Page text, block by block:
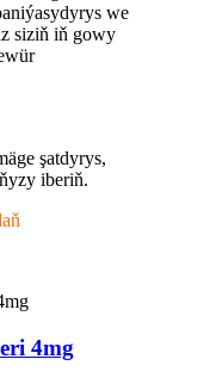
we
siziň iň gowy
şatdyrys,
iberiň.
4mg